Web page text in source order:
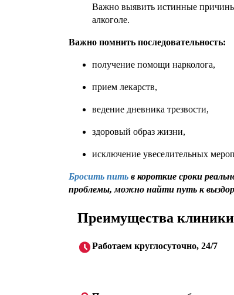
Важно выявить истинные причины
алкоголе.
Важно помнить последовательность:
получение помощи нарколога,
прием лекарств,
ведение дневника трезвости,
здоровый образ жизни,
исключение увеселительных
Бросить пить в короткие сроки
проблемы, можно найти путь к
Преимущества клиники
Работаем круглосуточно, 24/7